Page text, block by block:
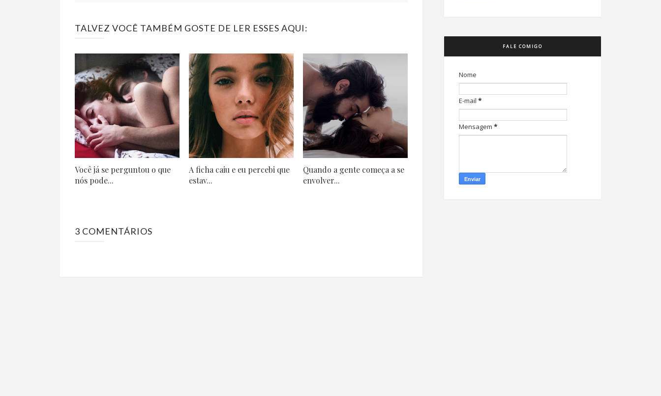
TALVEZ VOCÊ TAMBÉM GOSTE DE LER ESSES AQUI:
Você já se perguntou o que
nós pode...
A ficha caiu e eu percebi que
estav...
Quando a gente começa a se
envolver...
3 COMENTÁRIOS
FALE COMIGO
Nome
E-mail *
Mensagem *